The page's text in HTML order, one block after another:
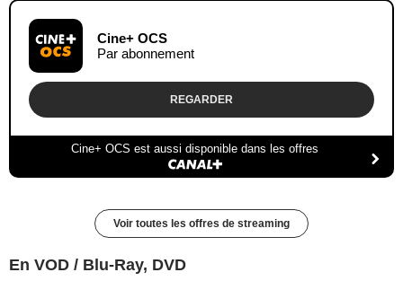
Cine+ OCS
Par abonnement
REGARDER
Cine+ OCS est aussi disponible dans les offres
Voir toutes les offres de streaming
En VOD / Blu-Ray, DVD